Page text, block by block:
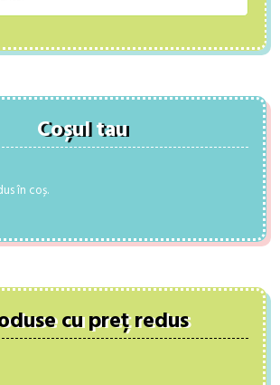
Coșul tau
în coș.
cu preț redus